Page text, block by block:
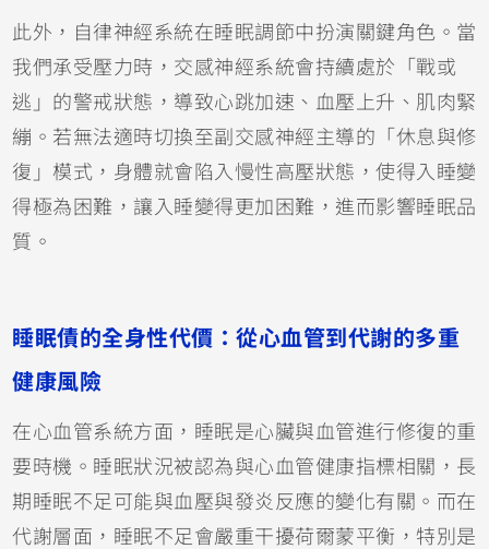
此外，自律神經系統在睡眠調節中扮演關鍵角色。當
我們承受壓力時，交感神經系統會持續處於「戰或
逃」的警戒狀態，導致心跳加速、血壓上升、肌肉緊
繃。若無法適時切換至副交感神經主導的「休息與修
復」模式，身體就會陷入慢性高壓狀態，使得入睡變
得極為困難，讓入睡變得更加困難，進而影響睡眠品
質。
睡眠債的全身性代價：從心血管到代謝的多重
健康風險
在心血管系統方面，睡眠是心臟與血管進行修復的重
要時機。睡眠狀況被認為與心血管健康指標相關，長
期睡眠不足可能與血壓與發炎反應的變化有關。而在
代謝層面，睡眠不足會嚴重干擾荷爾蒙平衡，特別是